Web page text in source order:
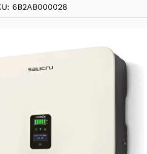
6B2AB000028